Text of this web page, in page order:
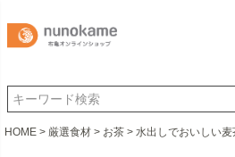
HOME 厳選食材 お茶 水出しでおいしい